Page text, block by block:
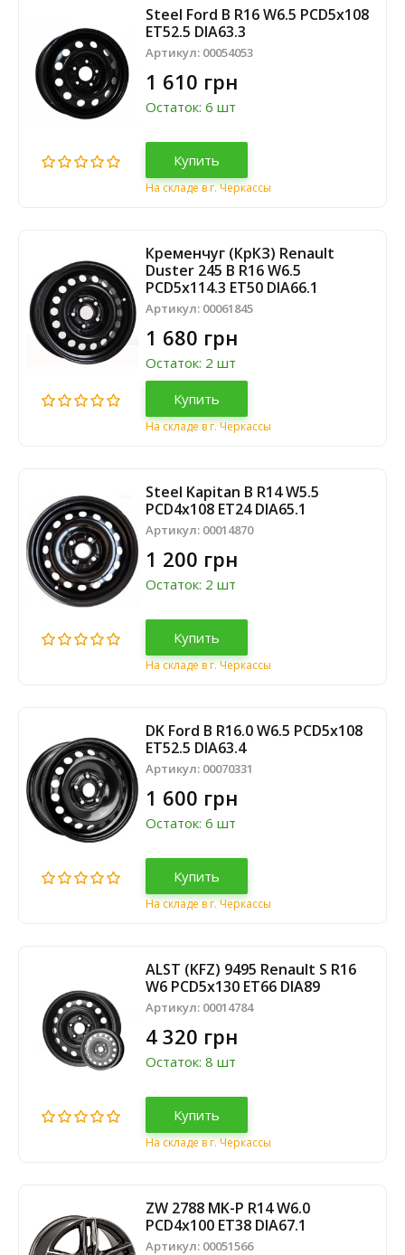
Steel Ford B R16 W6.5 PCD5x108
ET52.5 DIA63.3
Артикул: 00054053
1 610 грн
Остаток: 6 шт
Купить
На складе в г. Черкассы
Кременчуг (КрКЗ) Renault
Duster 245 B R16 W6.5
PCD5x114.3 ET50 DIA66.1
Артикул: 00061845
1 680 грн
Остаток: 2 шт
Купить
На складе в г. Черкассы
Steel Kapitan B R14 W5.5
PCD4x108 ET24 DIA65.1
Артикул: 00014870
1 200 грн
Остаток: 2 шт
Купить
На складе в г. Черкассы
DK Ford B R16.0 W6.5 PCD5x108
ET52.5 DIA63.4
Артикул: 00070331
1 600 грн
Остаток: 6 шт
Купить
На складе в г. Черкассы
ALST (KFZ) 9495 Renault S R16
W6 PCD5x130 ET66 DIA89
Артикул: 00014784
4 320 грн
Остаток: 8 шт
Купить
На складе в г. Черкассы
ZW 2788 MK-P R14 W6.0
PCD4x100 ET38 DIA67.1
Артикул: 00051566